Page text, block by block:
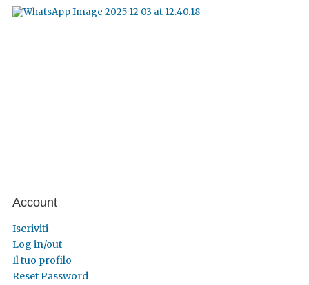
Account
Iscriviti
Log in/out
Il tuo profilo
Reset Password